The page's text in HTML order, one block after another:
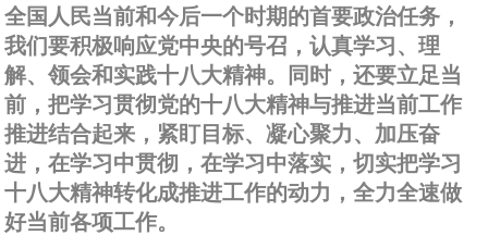
全国人民当前和今后一个时期的首要政治任务，
我们要积极响应党中央的号召，认真学习、理
解、领会和实践十八大精神。同时，还要立足当
前，把学习贯彻党的十八大精神与推进当前工作
推进结合起来，紧盯目标、凝心聚力、加压奋
进，在学习中贯彻，在学习中落实，切实把学习
十八大精神转化成推进工作的动力，全力全速做
好当前各项工作。